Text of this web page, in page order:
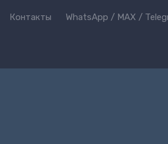
Контакты WhatsApp / MAX /